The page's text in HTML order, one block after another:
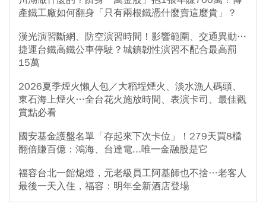
產鐵工廠如何翻身「只有兩根鐵憑什麼賣這麼貴」？
漢光演習斷網、防空演習時間！影響範圍、交通異動…
捷運台鐵高鐵公車停駛？城鎮韌性演習不配合最高罰
15萬
2026夏季煙火懶人包／大稻埕煙火、淡水漁人碼頭、
東石海上煙火…全台花火施放時間、表演卡司、最佳觀
賞點必看
國安基金護盤名單「存起來下次卡位」！279天買8檔
翻倍賺百億：鴻海、台達電...唯一金融股是它
福容台北一館熄燈，元老級員工阿基師也不捨…老客人
最後一天入住，福容：明年全新酒店登場